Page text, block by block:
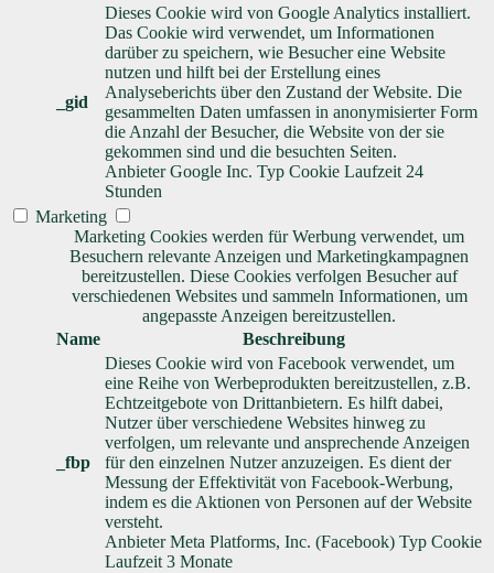
_gid
Dieses Cookie wird von Google Analytics installiert.
Das Cookie wird verwendet, um Informationen
darüber zu speichern, wie Besucher eine Website
nutzen und hilft bei der Erstellung eines
Analyseberichts über den Zustand der Website. Die
gesammelten Daten umfassen in anonymisierter Form
die Anzahl der Besucher, die Website von der sie
gekommen sind und die besuchten Seiten.
Anbieter Google Inc. Typ Cookie Laufzeit 24
Stunden
Marketing
Marketing Cookies werden für Werbung verwendet, um
Besuchern relevante Anzeigen und Marketingkampagnen
bereitzustellen. Diese Cookies verfolgen Besucher auf
verschiedenen Websites und sammeln Informationen, um
angepasste Anzeigen bereitzustellen.
Name
Beschreibung
_fbp
Dieses Cookie wird von Facebook verwendet, um
eine Reihe von Werbeprodukten bereitzustellen, z.B.
Echtzeitgebote von Drittanbietern. Es hilft dabei,
Nutzer über verschiedene Websites hinweg zu
verfolgen, um relevante und ansprechende Anzeigen
für den einzelnen Nutzer anzuzeigen. Es dient der
Messung der Effektivität von Facebook-Werbung,
indem es die Aktionen von Personen auf der Website
versteht.
Anbieter Meta Platforms, Inc. (Facebook) Typ Cookie
Laufzeit 3 Monate